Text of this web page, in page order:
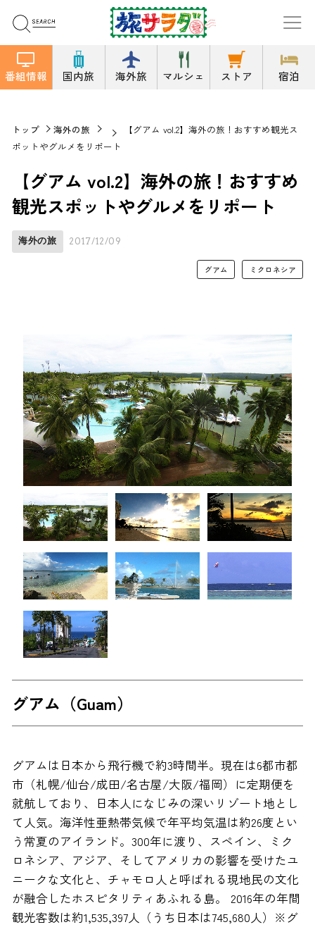
番組情報 国内旅 海外旅 マルシェ ストア 宿泊
トップ 海外の旅
【グアム vol.2】海外の旅！おすすめ観光ス
ポットやグルメをリポート
【グアム vol.2】海外の旅！おすすめ
観光スポットやグルメをリポート
海外の旅 2017/12/09
グアム ミクロネシア
グアム（Guam）
グアムは日本から飛行機で約3時間半。現在は6都市都
市（札幌/仙台/成田/名古屋/大阪/福岡）に定期便を
就航しており、日本人になじみの深いリゾート地とし
て人気。海洋性亜熱帯気候で年平均気温は約26度とい
う常夏のアイランド。300年に渡り、スペイン、ミク
ロネシア、アジア、そしてアメリカの影響を受けたユ
ニークな文化と、チャモロ人と呼ばれる現地民の文化
が融合したホスピタリティあふれる島。 2016年の年間
観光客数は約1,535,397人（うち日本は745,680人）※グ